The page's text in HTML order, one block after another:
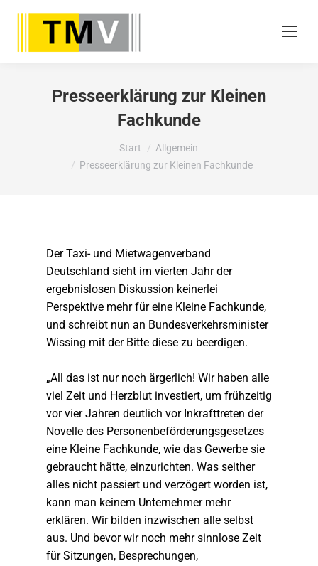
Presseerklärung zur Kleinen
Fachkunde
Sie befinden sich hier:
Start
Allgemein
Presseerklärung zur Kleinen Fachkunde
Der Taxi- und Mietwagenverband
Deutschland sieht im vierten Jahr der
ergebnislosen Diskussion keinerlei
Perspektive mehr für eine Kleine Fachkunde,
und schreibt nun an Bundesverkehrsminister
Wissing mit der Bitte diese zu beerdigen.
„All das ist nur noch ärgerlich! Wir haben alle
viel Zeit und Herzblut investiert, um frühzeitig
vor vier Jahren deutlich vor Inkrafttreten der
Novelle des Personenbeförderungsgesetzes
eine Kleine Fachkunde, wie das Gewerbe sie
gebraucht hätte, einzurichten. Was seither
alles nicht passiert und verzögert worden ist,
kann man keinem Unternehmer mehr
erklären. Wir bilden inzwischen alle selbst
aus. Und bevor wir noch mehr sinnlose Zeit
für Sitzungen, Besprechungen,